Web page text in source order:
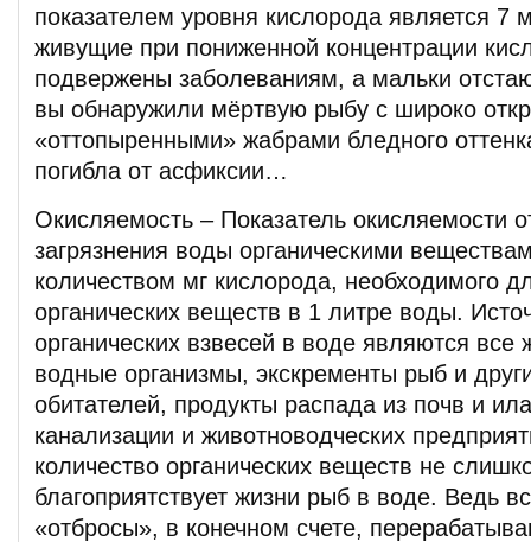
показателем уровня кислорода является
живущие при пониженной концентрации
подвержены заболеваниям, а мальки
вы обнаружили мёртвую рыбу с широко
«оттопыренными» жабрами бледного
погибла от асфиксии…
Окисляемость – Показатель окисляемости
загрязнения воды органическими
количеством мг кислорода, необходимого
органических веществ в 1 литре воды.
органических взвесей в воде являются
водные организмы, экскременты рыб и
обитателей, продукты распада из почв и
канализации и животноводческих
количество органических веществ не
благоприятствует жизни рыб в воде. Ведь
«отбросы», в конечном счете,